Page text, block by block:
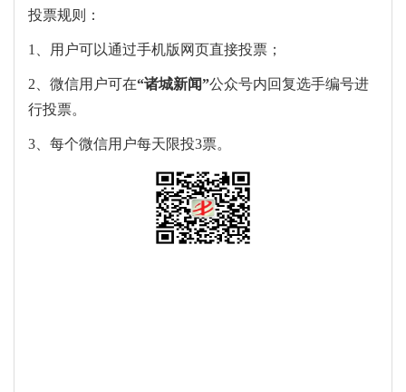
投票规则：
1、用户可以通过手机版网页直接投票；
2、微信用户可在“诸城新闻”公众号内回复选手编号进
行投票。
3、每个微信用户每天限投3票。